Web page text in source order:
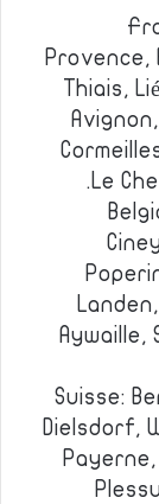
Provence,
Thiais,
Le
Aywaille,
Suisse:
Dielsdorf,